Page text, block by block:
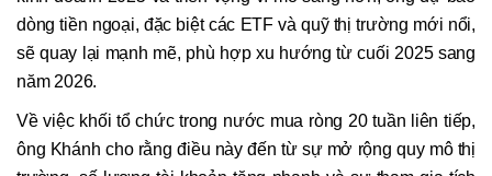
dòng tiền ngoại, đặc biệt các ETF và quỹ thị trường mới nổi,
sẽ quay lại mạnh mẽ, phù hợp xu hướng từ cuối 2025 sang
năm 2026.
Về việc khối tổ chức trong nước mua ròng 20 tuần liên tiếp,
ông Khánh cho rằng điều này đến từ sự mở rộng quy mô thị